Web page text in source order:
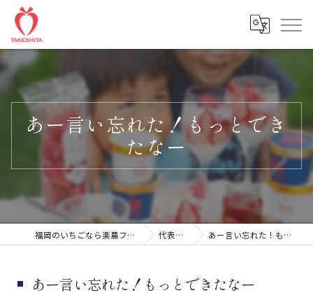
あー言い忘れた！もっとでき
たなー
福岡のいちごなら楽農ファームたけした 代表ブログ あー言い忘れた！もっとできたなー
あー言い忘れた！もっとできたなー